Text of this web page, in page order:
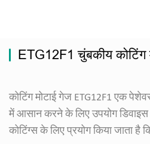
ETG12F1 चुंबकीय कोटिंग
कोटिंग मोटाई गेज ETG12F1 एक
में आसान करने के लिए उपयोग डिवाइस
कोटिंग्स के लिए प्रयोग किया जाता है